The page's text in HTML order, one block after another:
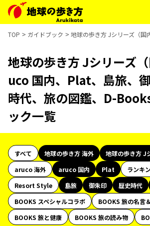
TOP ガイドブック 地球の歩き方 Jシリーズ（
地球の歩き方 Jシリーズ
uco 国内、Plat、島旅、
時代、旅の図鑑、D-
ック一覧
すべて 地球の歩き方 海外
地球の歩き方 J
aruco 海外
aruco 国内 Plat
ランキ
Resort Style
島旅 御朱印 歴史時代
BOOKS スペシャルコラボ
BOOKS 旅の名言
BOOKS 旅と健康
BOOKS 旅の読み物